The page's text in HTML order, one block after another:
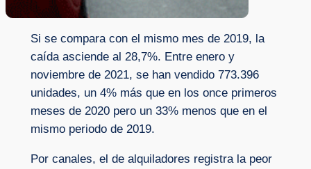
Si se compara con el mismo mes de 2019, la
caída asciende al 28,7%. Entre enero y
noviembre de 2021, se han vendido 773.396
unidades, un 4% más que en los once primeros
meses de 2020 pero un 33% menos que en el
mismo periodo de 2019.
Por canales, el de alquiladores registra la peor